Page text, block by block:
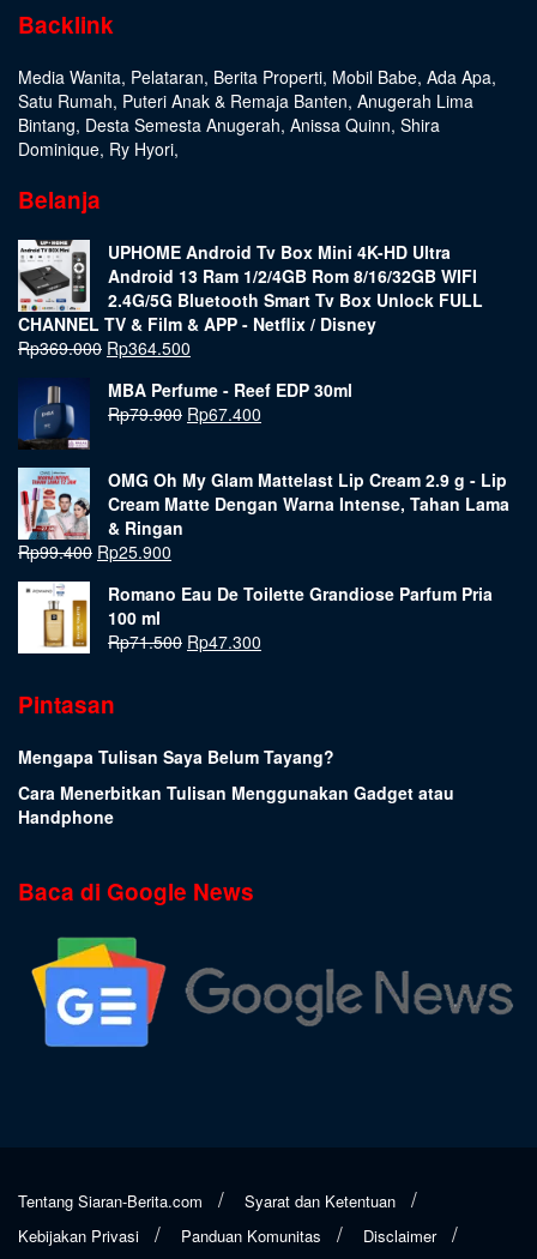
Backlink
Media Wanita, Pelataran, Berita Properti, Mobil Babe, Ada Apa,
Satu Rumah, Puteri Anak & Remaja Banten, Anugerah Lima
Bintang, Desta Semesta Anugerah, Anissa Quinn, Shira
Dominique, Ry Hyori,
Belanja
UPHOME Android Tv Box Mini 4K-HD Ultra
Android 13 Ram 1/2/4GB Rom 8/16/32GB WIFI
2.4G/5G Bluetooth Smart Tv Box Unlock FULL
CHANNEL TV & Film & APP - Netflix / Disney
Rp369.000 Rp364.500
MBA Perfume - Reef EDP 30ml
Rp79.900 Rp67.400
OMG Oh My Glam Mattelast Lip Cream 2.9 g - Lip
Cream Matte Dengan Warna Intense, Tahan Lama
& Ringan
Rp99.400 Rp25.900
Romano Eau De Toilette Grandiose Parfum Pria
100 ml
Rp71.500 Rp47.300
Pintasan
Mengapa Tulisan Saya Belum Tayang?
Cara Menerbitkan Tulisan Menggunakan Gadget atau
Handphone
Baca di Google News
Tentang Siaran-Berita.com
Syarat dan Ketentuan
Kebijakan Privasi
Panduan Komunitas
Disclaimer